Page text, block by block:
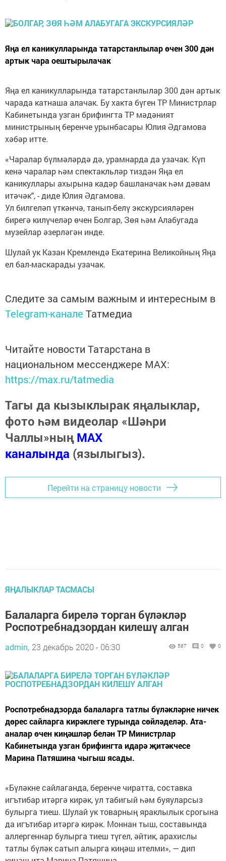
Яңа ел каникулларында татарстанлылар өчен 300 дән
артык чара оештырылачак
Яңа ел каникулларында татарстанлылар 300 дән артык
чарада катнаша алачак. Бу хакта бүген ТР Министрлар
Кабинетында узган брифингта ТР мәдәният
министрының беренче урынбасары Юлия Әдгамова
хәбәр итте.
«Чаралар бүлмәләрдә дә, урамнарда да узачак. Күп
кенә чаралар һәм спектакльләр тиздән Яңа ел
каникуллары ахырына кадәр башланачак һәм дәвам
итәчәк", - диде Юлия Әдгамова.
Ул билгеләп үткәнчә, танып-белү экскурсияләрен
бирегә килүчеләр өчен Болгар, Зөя һәм Алабугада
музейлар әзерләгән инде.
Шулай ук Казан Кремлендә Екатерина Великойның Яңа
ел бал-маскарады узачак.
Следите за самым важным и интересным в
Telegram-канале Татмедиа
Читайте новости Татарстана в
национальном мессенджере MАХ:
https://max.ru/tatmedia
Тагы да кызыклырак яңалыклар,
фото һәм видеолар «Шәһри
Чаллы»ныңMAX
каналында (язылыгыз).
Перейти на страницу новости
ЯҢАЛЫКЛАР ТАСМАСЫ
Балаларга бирелә торган бүләкләр
Роспотребнадзордан килешү алган
admin, 23 декабрь 2020 - 06:30 587 0 0
Роспотребнадзорда балаларга татлы бүләкләрне ничек
дөрес сайларга кирәклеге турында сөйләделәр. Ата-
аналар өчен киңәшләр белән ТР Министрлар
Кабинетында узган брифингта идарә җитәкчесе
Марина Патяшина чыгыш ясады.
«Бүләкне сайлаганда, беренче чиратта, составка
игътибар итәргә кирәк, ул табигый һәм буяуларсыз
булырга тиеш. Шулай ук товарның яраклылык срогына
да игътибар итәргә кирәк. Моннан тыш, составында
аллергеннар булырга тиеш түгел, әйтик, арахислы
татлы бүләк сатып алырга киңәш ителми», — дип